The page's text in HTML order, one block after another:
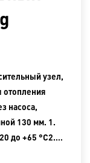
узел,
отопления
насоса,
130 мм. 1.
до +65 °С2.…